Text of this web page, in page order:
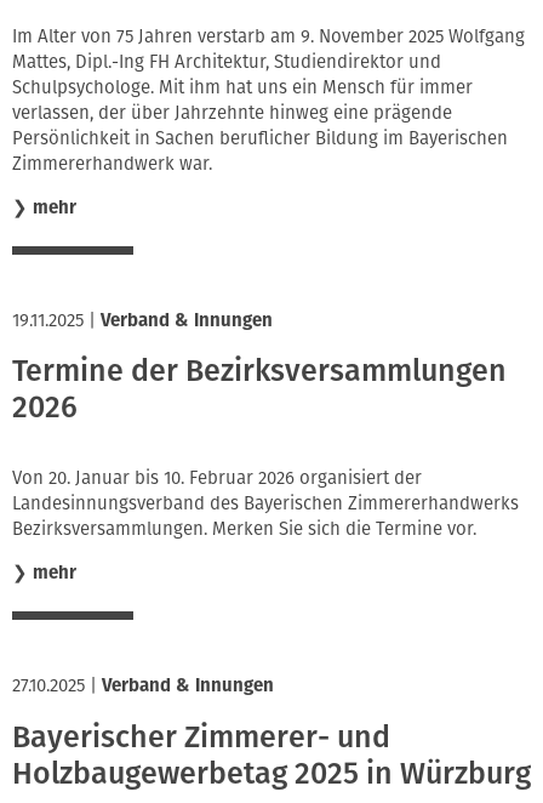
Im Alter von 75 Jahren verstarb am 9. November 2025 Wolfgang
Mattes, Dipl.-Ing FH Architektur, Studiendirektor und
Schulpsychologe. Mit ihm hat uns ein Mensch für immer
verlassen, der über Jahrzehnte hinweg eine prägende
Persönlichkeit in Sachen beruflicher Bildung im Bayerischen
Zimmererhandwerk war.
❯ mehr
19.11.2025 Verband & Innungen
Termine der Bezirksversammlungen
2026
Von 20. Januar bis 10. Februar 2026 organisiert der
Landesinnungsverband des Bayerischen Zimmererhandwerks
Bezirksversammlungen. Merken Sie sich die Termine vor.
❯ mehr
27.10.2025 Verband & Innungen
Bayerischer Zimmerer- und
Holzbaugewerbetag 2025 in Würzburg